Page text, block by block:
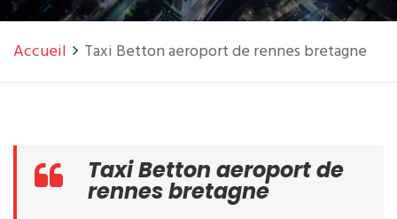
Accueil Taxi Betton aeroport de rennes bretagne
Taxi Betton aeroport de
rennes bretagne